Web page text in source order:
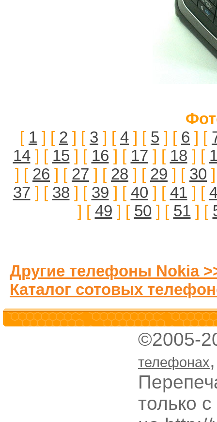
[ 1 ] [ 2 ] [ 3 ] [ 4 ] [ 5 ] [ 6 ] [
14] [ 15 ] [ 16 ] [ 17 ] [ 18 ] [
] [ 26 ] [ 27 ] [ 28 ] [ 29 ] [ 30
37 ] [ 38 ] [ 39 ] [ 40 ] [ 41 ] [
] [ 49 ] [ 50 ] [ 51 ] [
Другие телефоны Nokia
Каталог сотовых
©2005-
телефонах
только